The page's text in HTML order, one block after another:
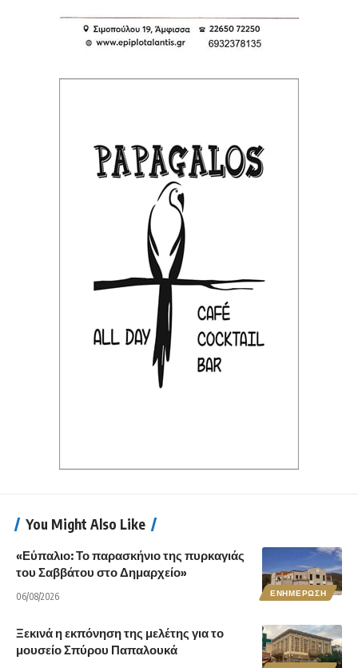
You Might Also Like
ΕΝΗΜΕΡΩΣΗ
«Εύπαλιο: Το παρασκήνιο της πυρκαγιάς
του Σαββάτου στο Δημαρχείο»
06/08/2026
Ξεκινά η εκπόνηση της μελέτης για το
μουσείο Σπύρου Παπαλουκά